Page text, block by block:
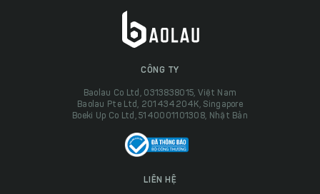
CÔNG TY
Baolau Co Ltd, 0313838015, Việt Nam
Baolau Pte Ltd, 201434204K, Singapore
Boeki Up Co Ltd, 5140001101308, Nhật Bản
LIÊN HỆ